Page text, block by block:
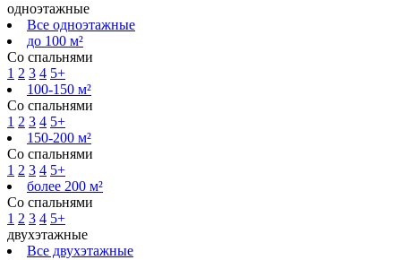
одноэтажные
Все одноэтажные
до 100 м²
Со спальнями
1 2 3 4 5+
100-150 м²
Со спальнями
1 2 3 4 5+
150-200 м²
Со спальнями
1 2 3 4 5+
более 200 м²
Со спальнями
1 2 3 4 5+
двухэтажные
Все двухэтажные